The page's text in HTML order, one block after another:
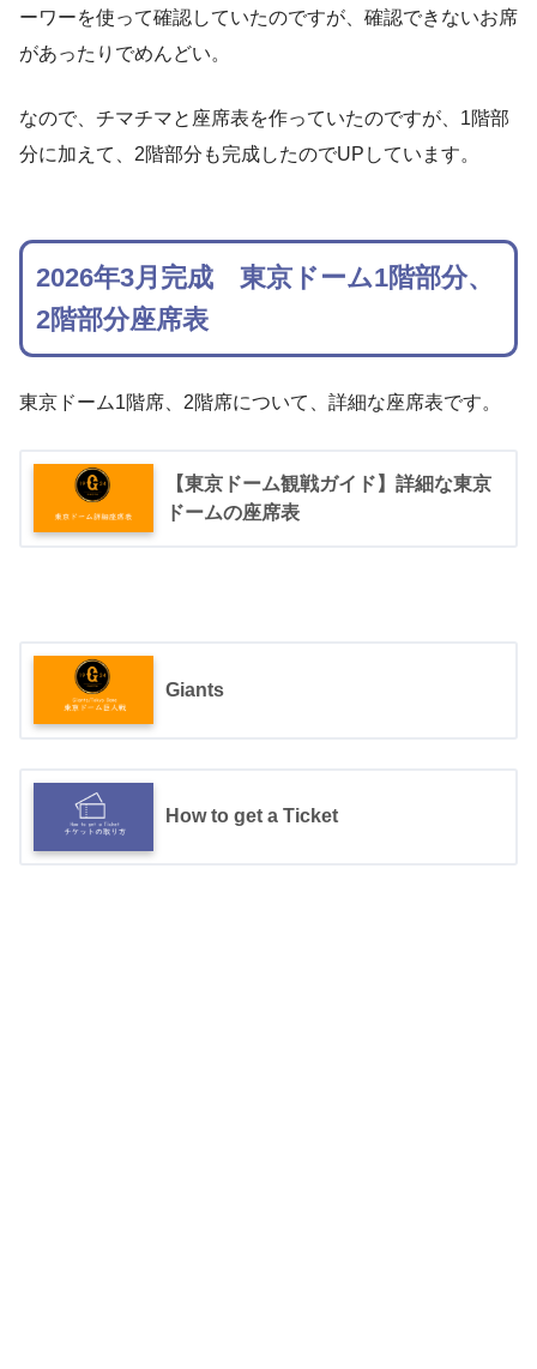
ーワーを使って確認していたのですが、確認できないお席
があったりでめんどい。
なので、チマチマと座席表を作っていたのですが、1階部
分に加えて、2階部分も完成したのでUPしています。
2026年3月完成 東京ドーム1階部分、
2階部分座席表
東京ドーム1階席、2階席について、詳細な座席表です。
【東京ドーム観戦ガイド】詳細な東京
ドームの座席表
Giants
How to get a Ticket